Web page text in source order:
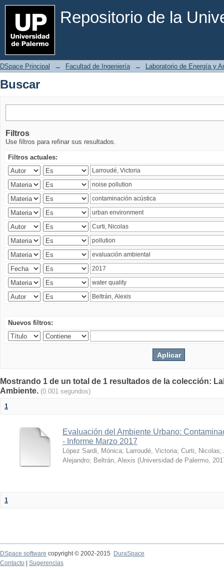
Repositorio de la
Buscar
DSpace Principal → Facultad de Ingeniería → Laboratorio de Energía y
Buscar
Filtros
Use filtros para refinar sus resultados.
Filtros actuales:
Nuevos filtros:
Mostrando 1 de un total de 1 resultados de la colección:
Ambiente. (0.001 segundos)
1
Evaluación del Ambiente Urbano:
- Informe Marzo 2017
López Sardi, Mónica; Larroudé, Victoria; Curti, Nicolas;
Alejandro; Beltrán, Alexis (Universidad de Palermo,
1
DSpace software copyright © 2002-2015
DuraSpace
Contacto
Sugerencias